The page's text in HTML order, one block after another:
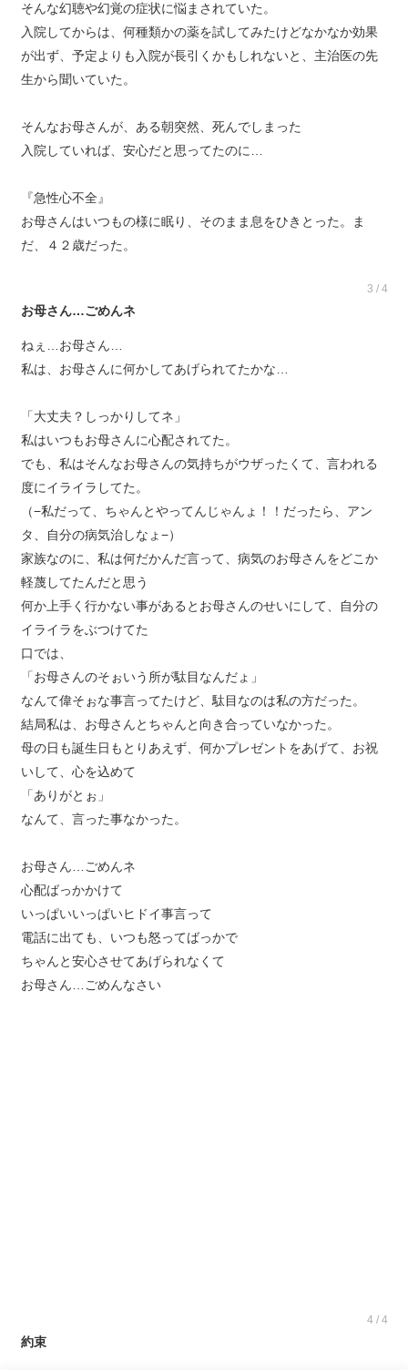
そんな幻聴や幻覚の症状に悩まされていた。
入院してからは、何種類かの薬を試してみたけどなかなか効果
が出ず、予定よりも入院が長引くかもしれないと、主治医の先
生から聞いていた。
そんなお母さんが、ある朝突然、死んでしまった
入院していれば、安心だと思ってたのに…
『急性心不全』
お母さんはいつもの様に眠り、そのまま息をひきとった。ま
だ、４２歳だった。
3 / 4
お母さん…ごめんネ
ねぇ…お母さん…
私は、お母さんに何かしてあげられてたかな…
「大丈夫？しっかりしてネ」
私はいつもお母さんに心配されてた。
でも、私はそんなお母さんの気持ちがウザったくて、言われる
度にイライラしてた。
（−私だって、ちゃんとやってんじゃんょ！！だったら、アン
タ、自分の病気治しなょ−）
家族なのに、私は何だかんだ言って、病気のお母さんをどこか
軽蔑してたんだと思う
何か上手く行かない事があるとお母さんのせいにして、自分の
イライラをぶつけてた
口では、
「お母さんのそぉいう所が駄目なんだょ」
なんて偉そぉな事言ってたけど、駄目なのは私の方だった。
結局私は、お母さんとちゃんと向き合っていなかった。
母の日も誕生日もとりあえず、何かプレゼントをあげて、お祝
いして、心を込めて
「ありがとぉ」
なんて、言った事なかった。
お母さん…ごめんネ
心配ばっかかけて
いっぱいいっぱいヒドイ事言って
電話に出ても、いつも怒ってばっかで
ちゃんと安心させてあげられなくて
お母さん…ごめんなさい
4 / 4
約束